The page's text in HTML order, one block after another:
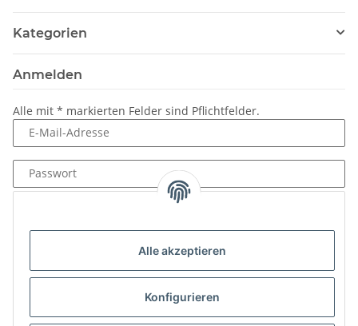
Alle akzeptieren
Konfigurieren
Kategorien
Anmelden
Alle mit * markierten Felder sind Pflichtfelder.
E-Mail-Adresse
Passwort
Neu hier?Jetzt registrieren!